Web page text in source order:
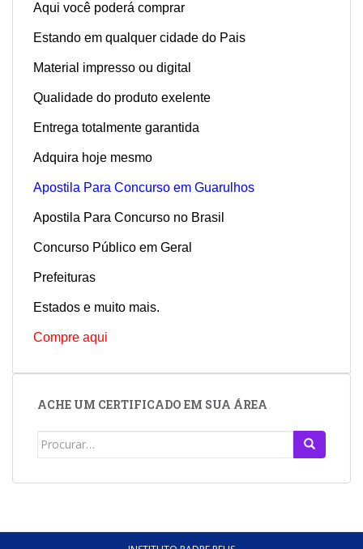
Aqui você poderá comprar
Estando em qualquer cidade do Pais
Material impresso ou digital
Qualidade do produto exelente
Entrega totalmente garantida
Adquira hoje mesmo
Apostila Para Concurso em Guarulhos
Apostila Para Concurso no Brasil
Concurso Público em Geral
Prefeituras
Estados e muito mais.
Compre aqui
ACHE UM CERTIFICADO EM SUA ÁREA
Search